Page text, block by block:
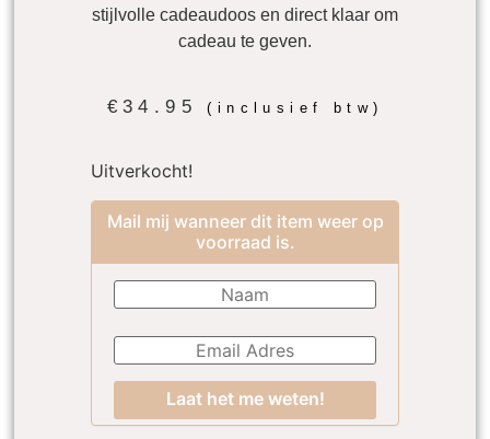
stijlvolle cadeaudoos en direct klaar om
cadeau te geven.
€ 34.95 (inclusief btw)
Uitverkocht!
Mail mij wanneer dit item weer op
voorraad is.
Laat het me weten!